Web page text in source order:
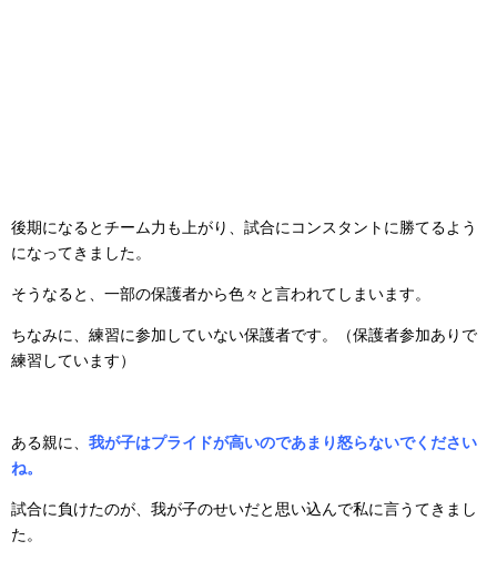
後期になるとチーム力も上がり、試合にコンスタントに勝てるよう
になってきました。
そうなると、一部の保護者から色々と言われてしまいます。
ちなみに、練習に参加していない保護者です。（保護者参加ありで
練習しています）
ある親に、 我が子はプライドが高いのであまり怒らないでください
ね。
試合に負けたのが、我が子のせいだと思い込んで私に言うてきまし
た。